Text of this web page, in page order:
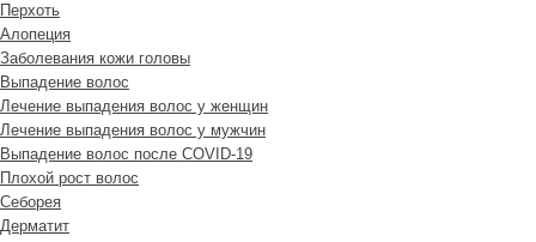
Перхоть
Алопеция
Заболевания кожи головы
Выпадение волос
Лечение выпадения волос у женщин
Лечение выпадения волос у мужчин
Выпадение волос после COVID-19
Плохой рост волос
Cеборея
Дерматит